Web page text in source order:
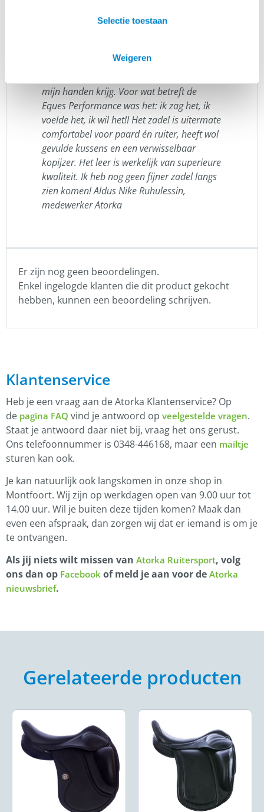
Selectie toestaan
Weigeren
grotere kniewrongen, zodat ik makkelijk
wordt. Nu heb ik natuurlijk het geluk dat ik
mijn handen krijg. Voor wat betreft de
Eques Performance was het: ik zag het, ik
voelde het, ik wil het!!Het zadel is uitermate
comfortabel voor paard én ruiter, heeft wol
gevulde kussens en een verwisselbaar
kopijzer. Het leer is werkelijk van superieure
kwaliteit. Ik heb nog geen fijner zadel langs
zien komen! Aldus Nike Ruhulessin,
medewerker Atorka
Er zijn nog geen beoordelingen.
Enkel ingelogde klanten die dit product gekocht
hebben, kunnen een beoordeling schrijven.
Klantenservice
Heb je een vraag aan de Atorka Klantenservice? Op
de pagina FAQ vind je antwoord op veelgestelde vragen.
Staat je antwoord daar niet bij, vraag het ons gerust.
Ons telefoonnummer is 0348-446168, maar een mailtje
sturen kan ook.
Je kan natuurlijk ook langskomen in onze shop in
Montfoort. Wij zijn op werkdagen open van 9.00 uur tot
14.00 uur. Wil je buiten deze tijden komen? Maak dan
even een afspraak, dan zorgen wij dat er iemand is om je
te ontvangen.
Als jij niets wilt missen van Atorka Ruitersport, volg
ons dan op Facebook of meld je aan voor de Atorka
nieuwsbrief.
Gerelateerde producten